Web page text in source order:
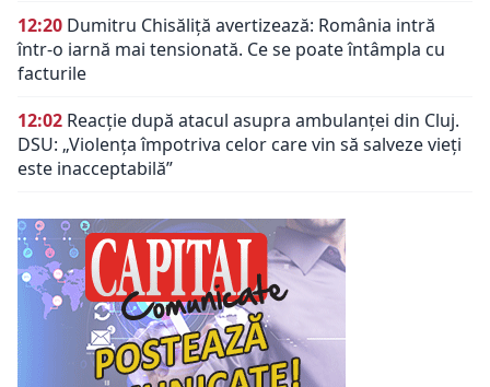
12:20 Dumitru Chisăliță avertizează: România intră
într-o iarnă mai tensionată. Ce se poate întâmpla cu
facturile
12:02 Reacție după atacul asupra ambulanței din Cluj.
DSU: „Violența împotriva celor care vin să salveze vieți
este inacceptabilă”